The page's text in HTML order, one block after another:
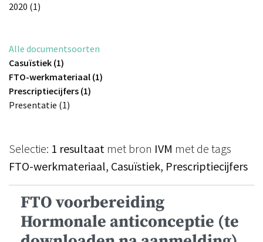
2020 (1)
Alle documentsoorten
Casuïstiek (1)
FTO-werkmateriaal (1)
Prescriptiecijfers (1)
Presentatie (1)
Selectie: 1 resultaat met bron IVM met de tags
FTO-werkmateriaal, Casuïstiek, Prescriptiecijfers
FTO voorbereiding
Hormonale anticonceptie (te